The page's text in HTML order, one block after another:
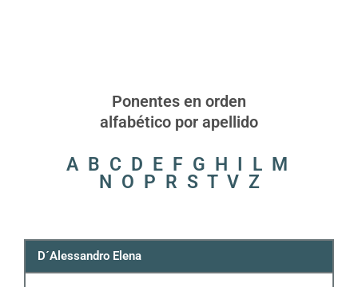
Ponentes en orden
alfabético por apellido
A B C D E F G H I L M
N O P R S T V Z
D´Alessandro Elena